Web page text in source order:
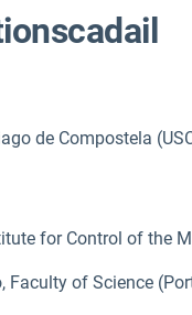
de Compostela
for Control of the
Faculty of Science